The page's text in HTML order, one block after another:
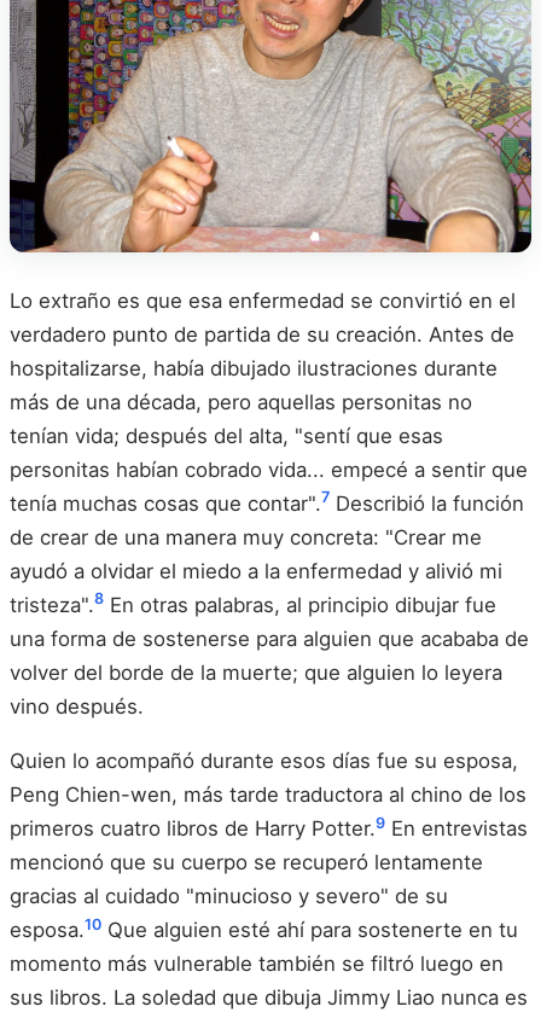
Lo extraño es que esa enfermedad se convirtió en el
verdadero punto de partida de su creación. Antes de
hospitalizarse, había dibujado ilustraciones durante
más de una década, pero aquellas personitas no
tenían vida; después del alta, "sentí que esas
personitas habían cobrado vida... empecé a sentir que
tenía muchas cosas que contar".7 Describió la función
de crear de una manera muy concreta: "Crear me
ayudó a olvidar el miedo a la enfermedad y alivió mi
tristeza".8 En otras palabras, al principio dibujar fue
una forma de sostenerse para alguien que acababa de
volver del borde de la muerte; que alguien lo leyera
vino después.
Quien lo acompañó durante esos días fue su esposa,
Peng Chien-wen, más tarde traductora al chino de los
primeros cuatro libros de Harry Potter.9 En entrevistas
mencionó que su cuerpo se recuperó lentamente
gracias al cuidado "minucioso y severo" de su
esposa.10 Que alguien esté ahí para sostenerte en tu
momento más vulnerable también se filtró luego en
sus libros. La soledad que dibuja Jimmy Liao nunca es